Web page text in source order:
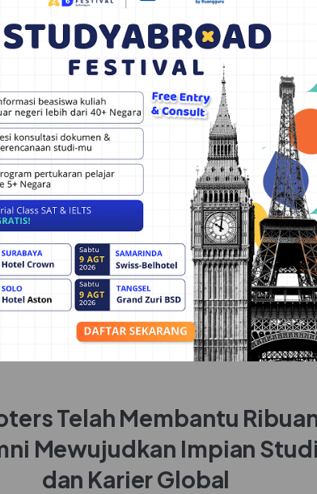
Pilihan Kampus dan Beasiswa
dipersonalisasi sesuai profil kamu
Telah Membantu
Mewujudkan Impian
dan Karier Global